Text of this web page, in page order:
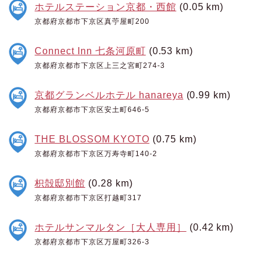
ホテルステーション京都・西館 (0.05 km)
京都府京都市下京区真苧屋町200
Connect Inn 七条河原町 (0.53 km)
京都府京都市下京区上三之宮町274-3
京都グランベルホテル hanareya (0.99 km)
京都府京都市下京区安土町646-5
THE BLOSSOM KYOTO (0.75 km)
京都府京都市下京区万寿寺町140-2
枳殻邸別館 (0.28 km)
京都府京都市下京区打越町317
ホテルサンマルタン［大人専用］ (0.42 km)
京都府京都市下京区万屋町326-3